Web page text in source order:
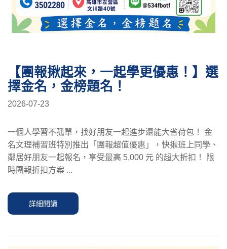
【團報揪起來，一起學更優惠！】選
擇金名，金榜題名！
2026-07-23
一個人學習不孤單，找好朋友一起進步還能大省荷包！ 金
名文理補習班特別推出「團報超值優惠」，快揪班上同學、
鄰居好朋友一起報名，享受最高 5,000 元 的超大折扣！ 限
時團報折扣方案 ...
詳細閱讀